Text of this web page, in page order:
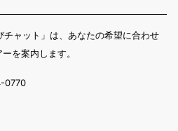
ャット」は、あなたの希望に合わせ
を案内します。
0770